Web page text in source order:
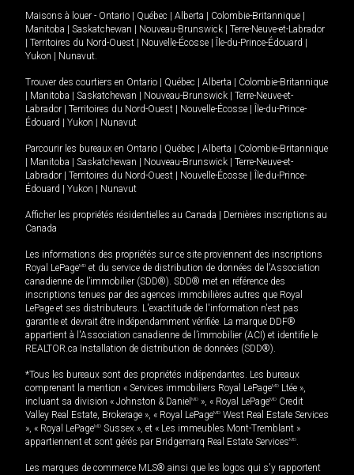
Maisons à louer - Ontario Québec Alberta Colombie-Britannique
Manitoba
Saskatchewan Nouveau-Brunswick
Terre-Neuve-et-Labrador
Territoires du Nord-Ouest Nouvelle-Écosse Île-du-Prince-Édouard
Yukon
Nunavut.
Trouver des courtiers en Ontario Québec Alberta
Colombie-Britannique
Manitoba Saskatchewan Nouveau-Brunswick
Terre-Neuve-et-
Labrador
Territoires du Nord-Ouest Nouvelle-Écosse
Île-du-Prince-
Édouard
Yukon Nunavut
Parcourir les bureaux en Ontario Québec Alberta
Colombie-Britannique
Manitoba Saskatchewan Nouveau-Brunswick
Terre-Neuve-et-
Labrador
Territoires du Nord-Ouest Nouvelle-Écosse
Île-du-Prince-
Édouard
Yukon Nunavut
Afficher les propriétés résidentielles au Canada
Dernières inscriptions au
Canada
Les informations des propriétés sur ce site proviennent des inscriptions
Royal LePageMD et du service de distribution de données de l'Association
canadienne de l’immobilier (SDD®). SDD® met en référence des
inscriptions tenues par des agences immobilières autres que Royal
LePage et ses distributeurs. L'exactitude de l'information n'est pas
garantie et devrait être indépendamment vérifiée. La marque DDF®
appartient à l'Association canadienne de l’immobilier (ACI) et identifie le
REALTOR.ca Installation de distribution de données (SDD®).
*Tous les bureaux sont des propriétés indépendantes. Les bureaux
comprenant la mention « Services immobiliers Royal LePageMD Ltée »,
incluant sa division « Johnston & Daniel MD », « Royal LePageMD Credit
Valley Real Estate, Brokerage », « Royal LePageMD West Real Estate Services
», « Royal LePageMD Sussex », et « Les immeubles Mont-Tremblant »
appartiennent et sont gérés par Bridgemarq Real Estate ServicesMD.
Les marques de commerce MLS® ainsi que les logos qui s'y rapportent